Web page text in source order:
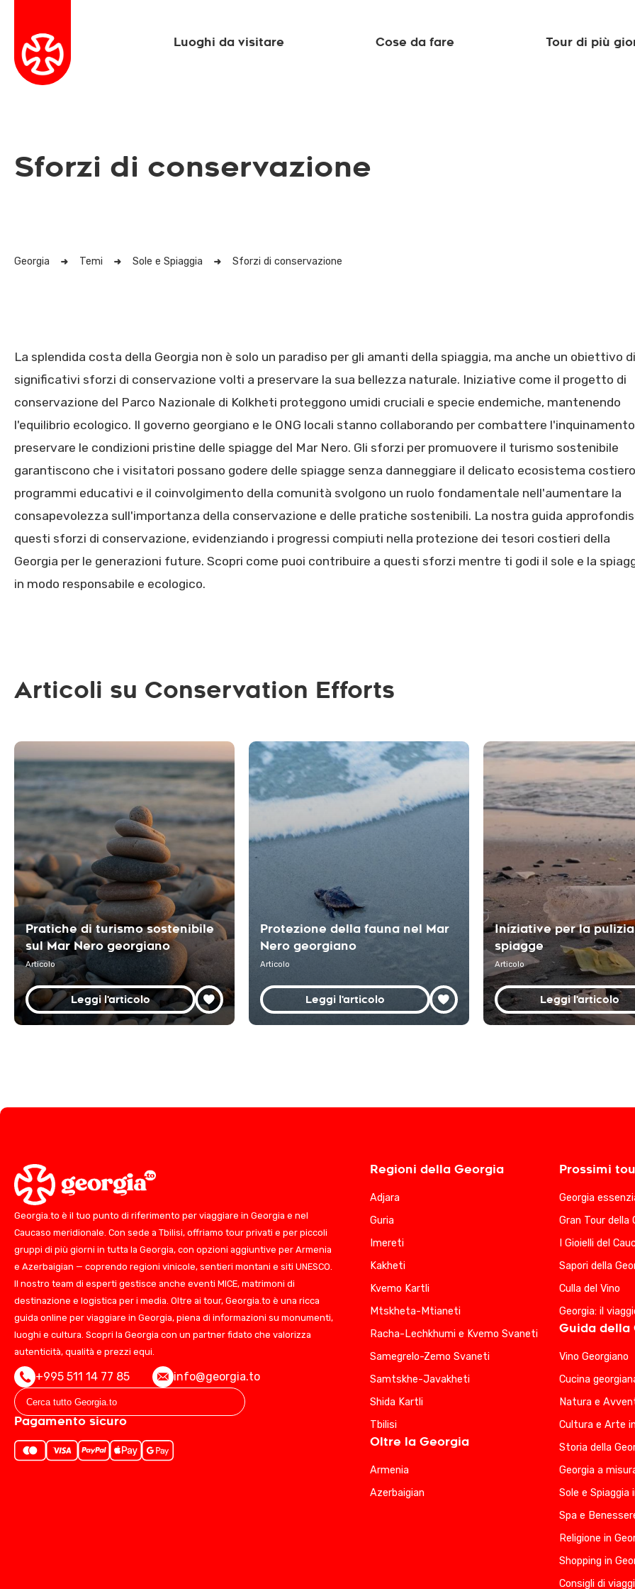
Luoghi da visitare Cose da fare Tour di più
Sforzi di conservazione
Georgia Temi Sole e Spiaggia Sforzi di conservazione
La splendida costa della Georgia non è solo un paradiso per gli amanti della spiaggia, ma anche un obiettivo di
significativi sforzi di conservazione volti a preservare la sua bellezza naturale. Iniziative come il progetto di
conservazione del Parco Nazionale di Kolkheti proteggono umidi cruciali e specie endemiche, mantenendo
l'equilibrio ecologico. Il governo georgiano e le ONG locali stanno collaborando per combattere
preservare le condizioni pristine delle spiagge del Mar Nero. Gli sforzi per promuovere il turismo sostenibile
garantiscono che i visitatori possano godere delle spiagge senza danneggiare il delicato ecosistema
programmi educativi e il coinvolgimento della comunità svolgono un ruolo fondamentale nell'aumentare la
consapevolezza sull'importanza della conservazione e delle pratiche sostenibili. La nostra guida
questi sforzi di conservazione, evidenziando i progressi compiuti nella protezione dei tesori costieri della
Georgia per le generazioni future. Scopri come puoi contribuire a questi sforzi mentre ti godi il sole e la
in modo responsabile e ecologico.
Articoli su Conservation Efforts
Pratiche di turismo sostenibile
sul Mar Nero georgiano
Articolo
Leggi l'articolo
Protezione della fauna nel Mar
Nero georgiano
Articolo
Leggi l'articolo
Iniziative per la
spiagge
Articolo
Leggi l'articolo
Georgia.to è il tuo punto di riferimento per viaggiare in Georgia e nel
Caucaso meridionale. Con sede a Tbilisi, offriamo tour privati e per piccoli
gruppi di più giorni in tutta la Georgia, con opzioni aggiuntive per Armenia
e Azerbaigian — coprendo regioni vinicole, sentieri montani e siti UNESCO.
Il nostro team di esperti gestisce anche eventi MICE, matrimoni di
destinazione e logistica per i media. Oltre ai tour, Georgia.to è una ricca
guida online per viaggiare in Georgia, piena di informazioni su monumenti,
luoghi e cultura. Scopri la Georgia con un partner fidato che valorizza
autenticità, qualità e prezzi equi.
+995 511 14 77 85 info@georgia.to
Pagamento sicuro
Regioni della Georgia
Adjara
Guria
Imereti
Kakheti
Kvemo Kartli
Mtskheta-Mtianeti
Racha-Lechkhumi e Kvemo Svaneti
Samegrelo-Zemo Svaneti
Samtskhe-Javakheti
Shida Kartli
Tbilisi
Oltre la Georgia
Armenia
Azerbaigian
Prossimi
Georgia
Gran Tour della
I Gioielli del
Sapori della
Culla del Vino
Georgia: il
Guida della
Vino Georgiano
Cucina
Natura e
Cultura e Arte
Storia della
Georgia a
Sole e Spiaggia
Spa e
Religione in
Shopping in
Consigli di